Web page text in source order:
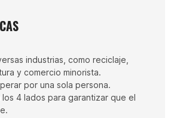
industrias, como reciclaje,
y comercio minorista.
por una sola persona.
los 4 lados para garantizar que el